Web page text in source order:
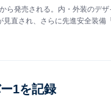
ら発売される。内・外装のデ
直され、さらに先進安全装備
1を記録